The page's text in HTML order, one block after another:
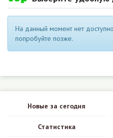
На данный момент нет
попробуйте позже.
Новые за сегодня
Статистика